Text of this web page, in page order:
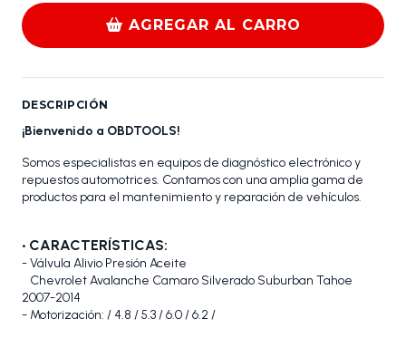
AGREGAR AL CARRO
DESCRIPCIÓN
¡Bienvenido a OBDTOOLS!
Somos especialistas en equipos de diagnóstico electrónico y
repuestos automotrices. Contamos con una amplia gama de
productos para el mantenimiento y reparación de vehículos.
• CARACTERÍSTICAS:
- Válvula Alivio Presión Aceite
Chevrolet Avalanche Camaro Silverado Suburban Tahoe
2007-2014
- Motorización: / 4.8 / 5.3 / 6.0 / 6.2 /